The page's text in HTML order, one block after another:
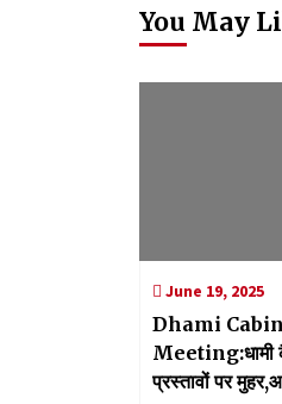
You May
June 19, 2025
Dhami
Meeting:धामी
प्रस्तावों पर